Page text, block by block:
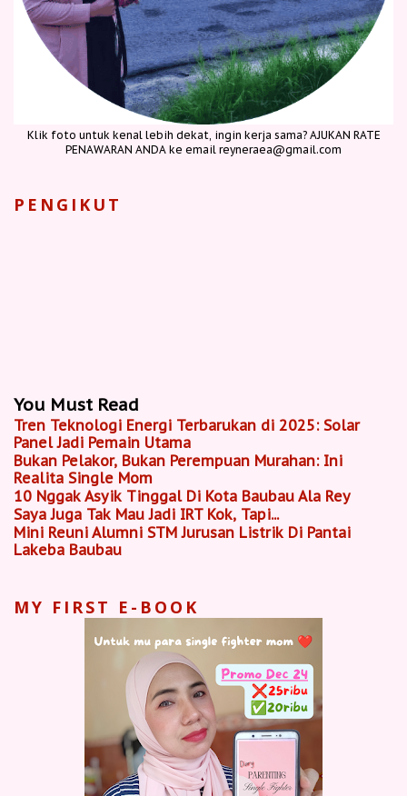
Klik foto untuk kenal lebih dekat, ingin kerja sama? AJUKAN RATE
PENAWARAN ANDA ke email reyneraea@gmail.com
PENGIKUT
You Must Read
Tren Teknologi Energi Terbarukan di 2025: Solar
Panel Jadi Pemain Utama
Bukan Pelakor, Bukan Perempuan Murahan: Ini
Realita Single Mom
10 Nggak Asyik Tinggal Di Kota Baubau Ala Rey
Saya Juga Tak Mau Jadi IRT Kok, Tapi...
Mini Reuni Alumni STM Jurusan Listrik Di Pantai
Lakeba Baubau
MY FIRST E-BOOK